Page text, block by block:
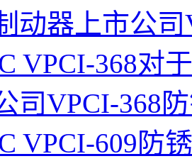
动器上市公
VPCI-368对
司VPCI-368
VPCI-609防